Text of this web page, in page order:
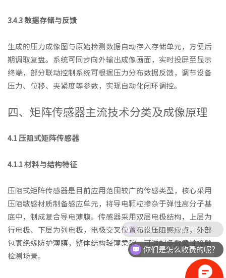
3.4.3 数据存储与反馈
生成的压力成像图与原始检测数据自动存入存储单元，方便后
期调取复盘。系统可同步向外输出成像画面，实时投屏至显示
终端，部分联动控制系统可根据压力分布数据反馈，调节设备
压力、位移、夹紧度等参数，实现自动化闭环调控。
四、矩阵传感器主流技术分类及成像原理
4.1 压阻式矩阵传感器
4.1.1 材料与结构特征
压阻式矩阵传感器是目前应用范围较广的传感类型，核心采用
压阻敏感材质制备感应单元，将导电颗粒掺杂于弹性高分子基
底中，制成复合导电薄膜。传感器采用双层电极结构，上层为
行电极、下层为列电极，电极交叉位置布设压阻感应点，外部
包裹绝缘防护薄膜，整体结构轻薄柔软，可适配多数柔性接触
检测场景。
你们是怎么收费的呢？